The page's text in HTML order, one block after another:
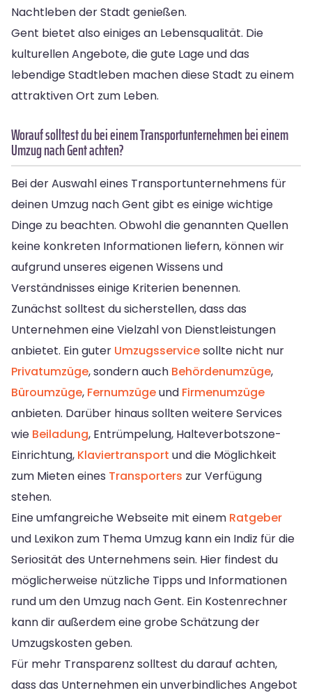
Nachtleben der Stadt genießen.
Gent bietet also einiges an Lebensqualität. Die
kulturellen Angebote, die gute Lage und das
lebendige Stadtleben machen diese Stadt zu einem
attraktiven Ort zum Leben.
Worauf solltest du bei einem Transportunternehmen bei einem
Umzug nach Gent achten?
Bei der Auswahl eines Transportunternehmens für
deinen Umzug nach Gent gibt es einige wichtige
Dinge zu beachten. Obwohl die genannten Quellen
keine konkreten Informationen liefern, können wir
aufgrund unseres eigenen Wissens und
Verständnisses einige Kriterien benennen.
Zunächst solltest du sicherstellen, dass das
Unternehmen eine Vielzahl von Dienstleistungen
anbietet. Ein guter Umzugsservicesollte nicht nur
Privatumzüge, sondern auch Behördenumzüge,
Büroumzüge, Fernumzügeund Firmenumzüge
anbieten. Darüber hinaus sollten weitere Services
wie Beiladung, Entrümpelung, Halteverbotszone-
Einrichtung, Klaviertransport und die Möglichkeit
zum Mieten eines Transporters zur Verfügung
stehen.
Eine umfangreiche Webseite mit einem Ratgeber
und Lexikon zum Thema Umzug kann ein Indiz für die
Seriosität des Unternehmens sein. Hier findest du
möglicherweise nützliche Tipps und Informationen
rund um den Umzug nach Gent. Ein Kostenrechner
kann dir außerdem eine grobe Schätzung der
Umzugskosten geben.
Für mehr Transparenz solltest du darauf achten,
dass das Unternehmen ein unverbindliches Angebot